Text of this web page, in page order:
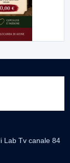
Lab Tv canale 84